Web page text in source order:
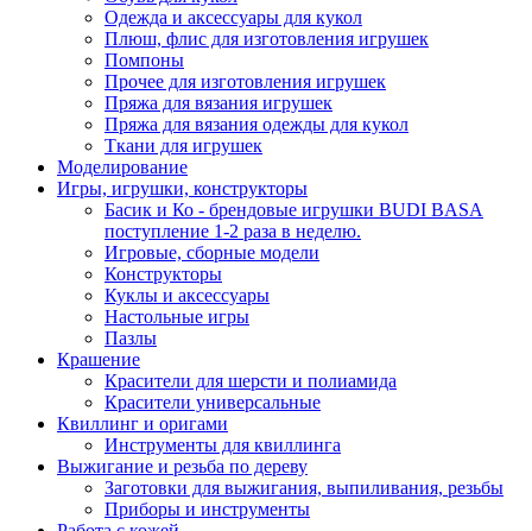
Одежда и аксессуары для кукол
Плюш, флис для изготовления игрушек
Помпоны
Прочее для изготовления игрушек
Пряжа для вязания игрушек
Пряжа для вязания одежды для кукол
Ткани для игрушек
Моделирование
Игры, игрушки, конструкторы
Басик и Ко - брендовые игрушки BUDI BASA
поступление 1-2 раза в неделю.
Игровые, сборные модели
Конструкторы
Куклы и аксессуары
Настольные игры
Пазлы
Крашение
Красители для шерсти и полиамида
Красители универсальные
Квиллинг и оригами
Инструменты для квиллинга
Выжигание и резьба по дереву
Заготовки для выжигания, выпиливания, резьбы
Приборы и инструменты